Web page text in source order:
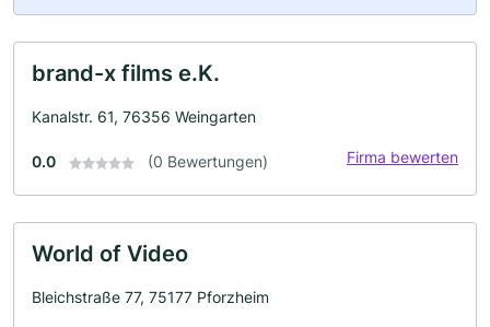
brand-x films e.K.
Kanalstr. 61, 76356 Weingarten
0.0 (0 Bewertungen) Firma bewerten
World of Video
Bleichstraße 77, 75177 Pforzheim